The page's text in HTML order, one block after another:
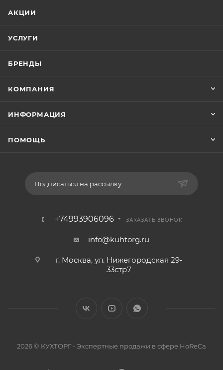
АКЦИИ
УСЛУГИ
БРЕНДЫ
КОМПАНИЯ
ИНФОРМАЦИЯ
ПОМОЩЬ
Подписаться на рассылку
+74993906096 ЗАКАЗАТЬ ЗВОНОК
info@kuhtorg.ru
г. Москва, ул. Нижегородская 29-
33стр7
2026 © КУХТОРГ - Экспертные продажи в сфере HoReCa